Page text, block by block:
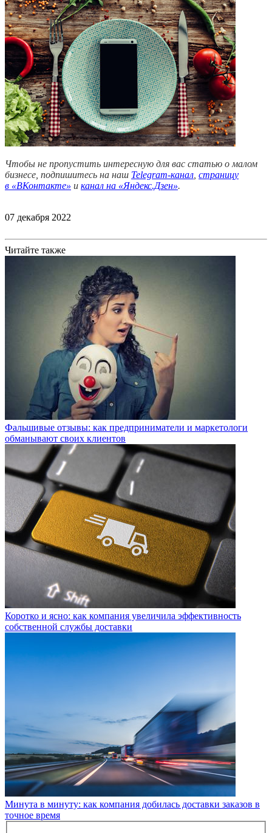
Чтобы не пропустить интересную для вас статью о малом
бизнесе, подпишитесь на наш Telegram-канал страницу
в «ВКонтакте» и канал на «Яндекс.Дзен».
07 декабря 2022
Читайте также
Фальшивые отзывы: как предприниматели и маркетологи
обманывают своих клиентов
Коротко и ясно: как компания увеличила эффективность
собственной службы доставки
Минута в минуту: как компания добилась доставки заказов в
точное время